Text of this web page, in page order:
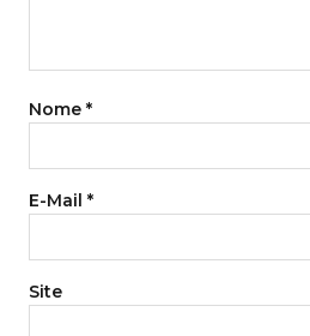
Nome *
E-Mail *
Site